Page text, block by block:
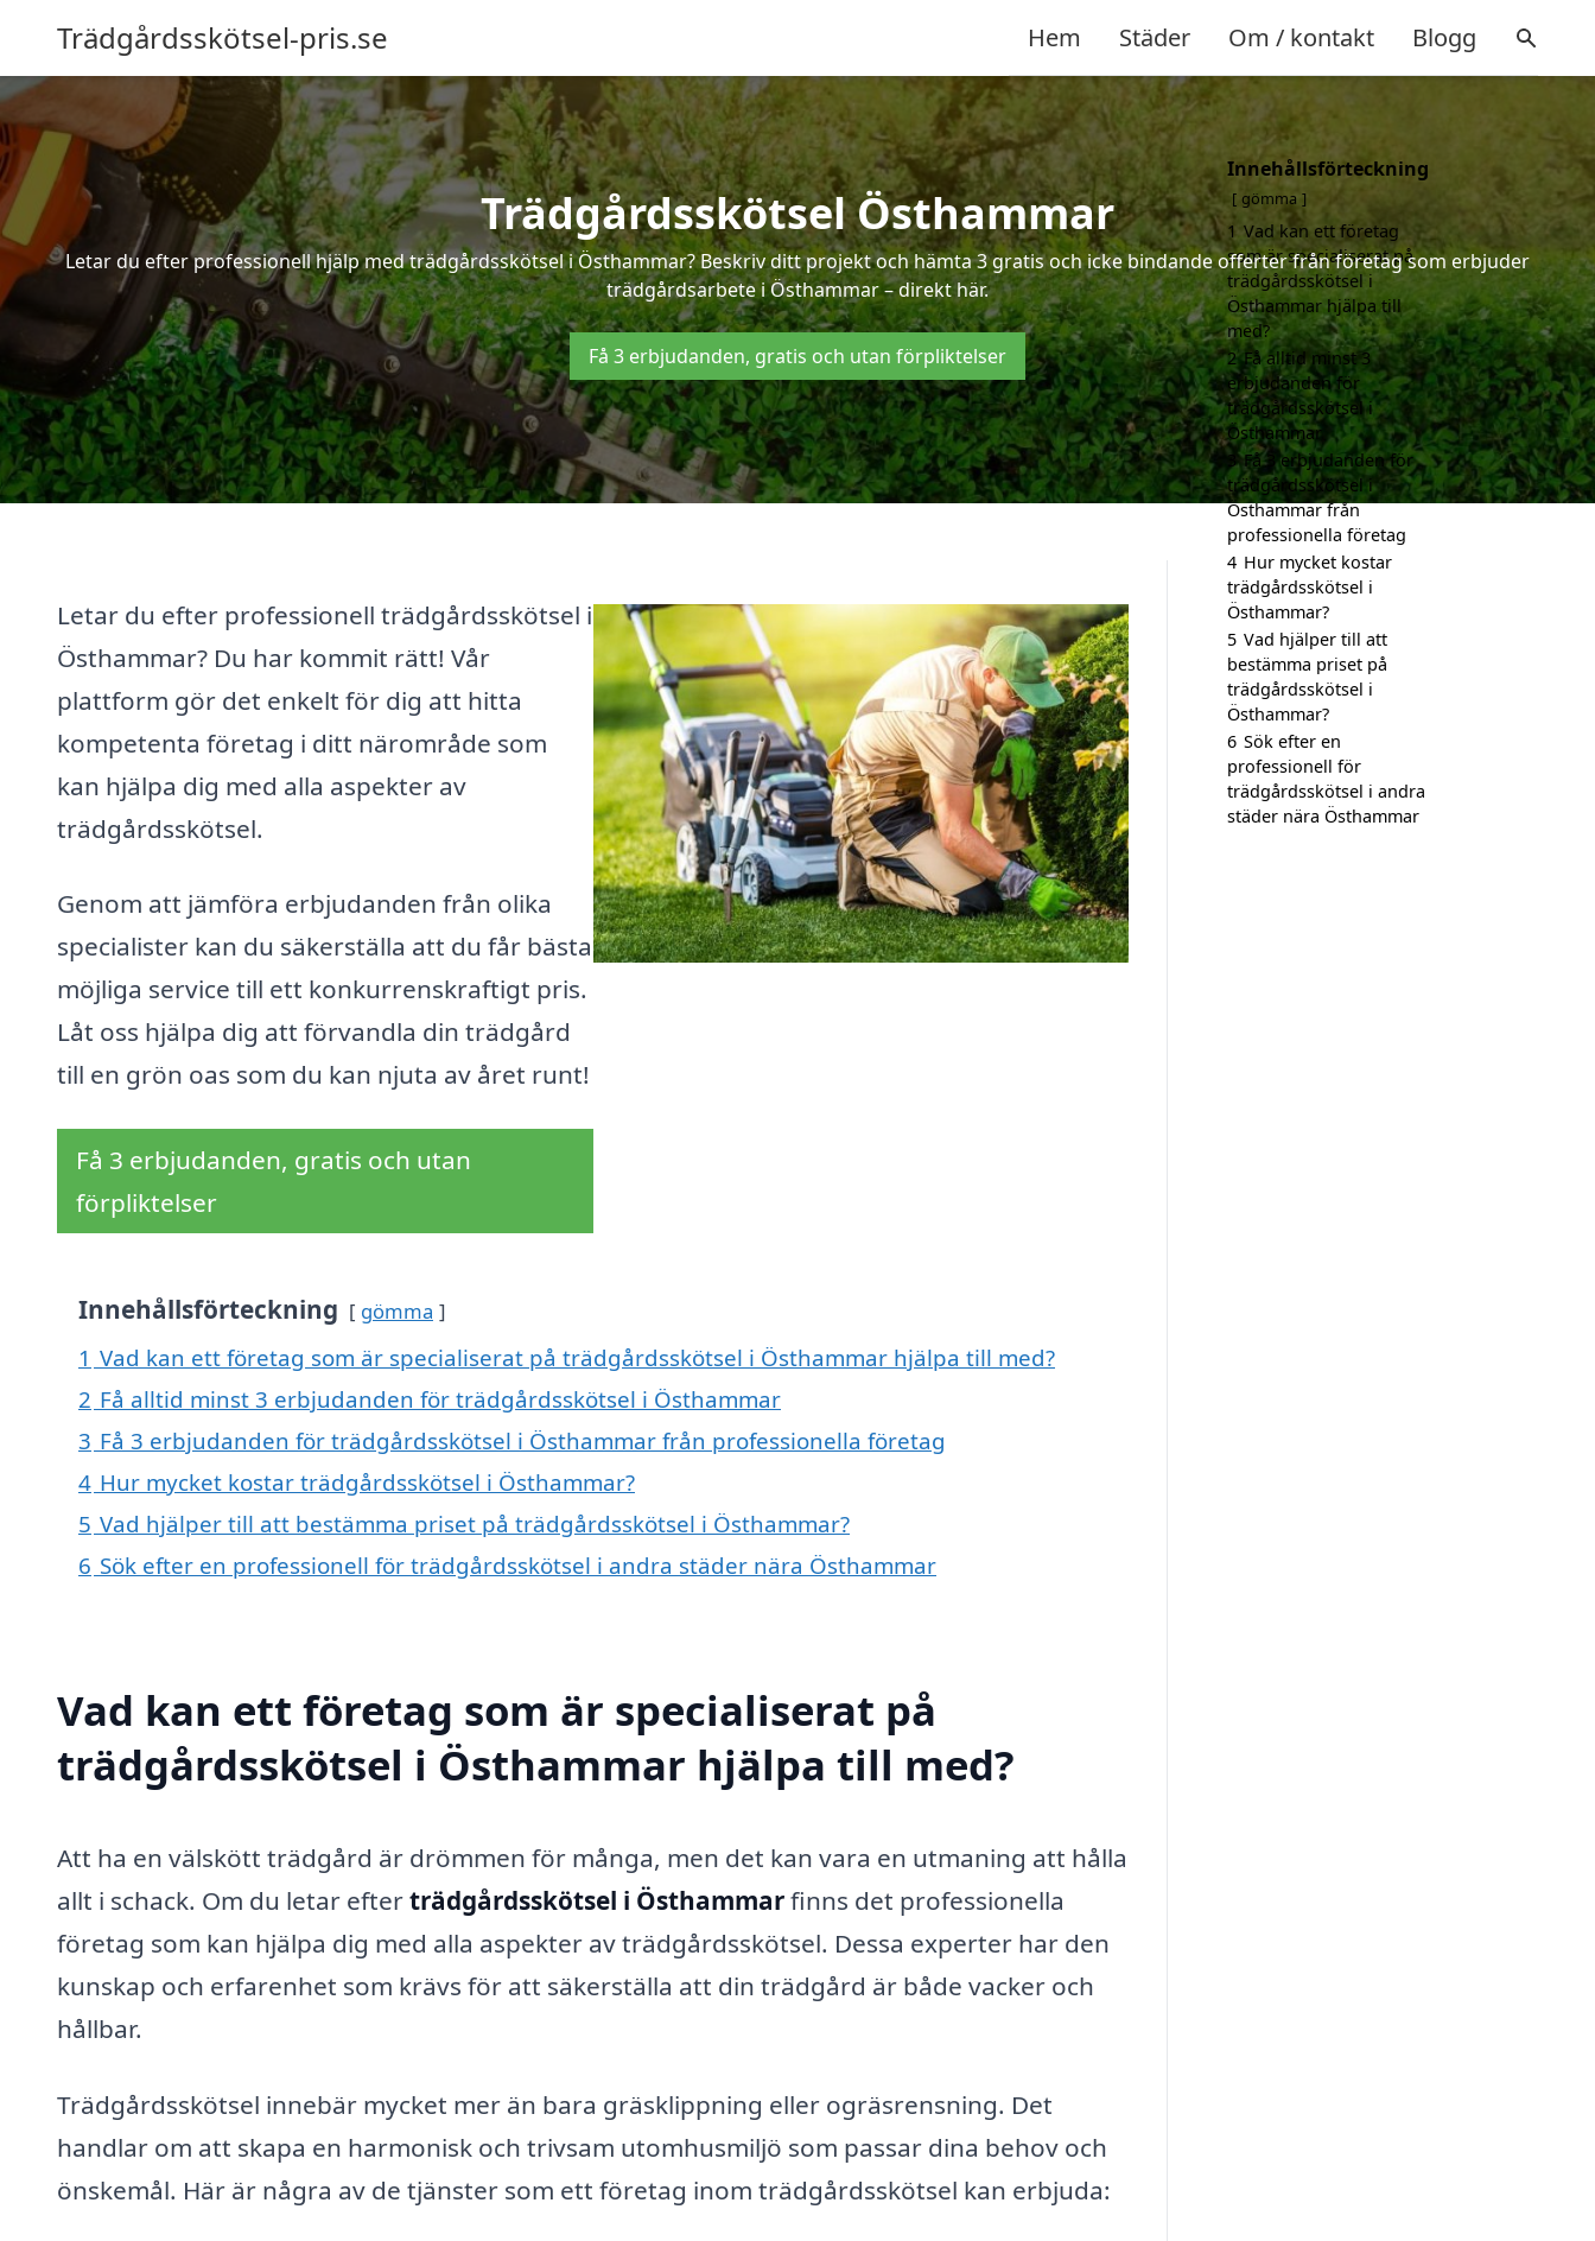
Trädgårdsskötsel-pris.se Hem Städer Om / kontakt Blogg
Trädgårdsskötsel Östhammar
Letar du efter professionell hjälp med trädgårdsskötsel i Östhammar? Beskriv ditt projekt och hämta 3 gratis och icke bindande offerter från företag som erbjuder
trädgårdsarbete i Östhammar – direkt här.
Få 3 erbjudanden, gratis och utan förpliktelser
Letar du efter professionell trädgårdsskötsel i
Östhammar? Du har kommit rätt! Vår
plattform gör det enkelt för dig att hitta
kompetenta företag i ditt närområde som
kan hjälpa dig med alla aspekter av
trädgårdsskötsel.
Genom att jämföra erbjudanden från olika
specialister kan du säkerställa att du får bästa
möjliga service till ett konkurrenskraftigt pris.
Låt oss hjälpa dig att förvandla din trädgård
till en grön oas som du kan njuta av året runt!
Få 3 erbjudanden, gratis och utan
förpliktelser
Innehållsförteckning gömma
1 Vad kan ett företag som är specialiserat på trädgårdsskötsel i Östhammar hjälpa till med?
2 Få alltid minst 3 erbjudanden för trädgårdsskötsel i Östhammar
3 Få 3 erbjudanden för trädgårdsskötsel i Östhammar från professionella företag
4 Hur mycket kostar trädgårdsskötsel i Östhammar?
5 Vad hjälper till att bestämma priset på trädgårdsskötsel i Östhammar?
6 Sök efter en professionell för trädgårdsskötsel i andra städer nära Östhammar
Vad kan ett företag som är specialiserat på
trädgårdsskötsel i Östhammar hjälpa till med?
Att ha en välskött trädgård är drömmen för många, men det kan vara en utmaning att hålla
allt i schack. Om du letar efterträdgårdsskötsel i Östhammarfinns det professionella
företag som kan hjälpa dig med alla aspekter av trädgårdsskötsel. Dessa experter har den
kunskap och erfarenhet som krävs för att säkerställa att din trädgård är både vacker och
hållbar.
Trädgårdsskötsel innebär mycket mer än bara gräsklippning eller ogräsrensning. Det
handlar om att skapa en harmonisk och trivsam utomhusmiljö som passar dina behov och
önskemål. Här är några av de tjänster som ett företag inom trädgårdsskötsel kan erbjuda:
Innehållsförteckning
gömma
1 Vad kan ett företag
som är specialiserat på
trädgårdsskötsel i
Östhammar hjälpa till
med?
2 Få alltid minst 3
erbjudanden för
trädgårdsskötsel i
Östhammar
3 Få 3 erbjudanden för
trädgårdsskötsel i
Östhammar från
professionella företag
4 Hur mycket kostar
trädgårdsskötsel i
Östhammar?
5 Vad hjälper till att
bestämma priset på
trädgårdsskötsel i
Östhammar?
6 Sök efter en
professionell för
trädgårdsskötsel i andra
städer nära Östhammar